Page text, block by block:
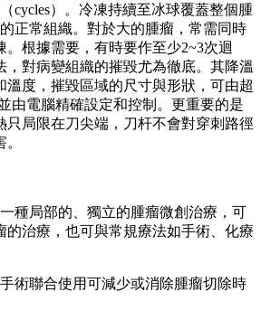
cycles）。冷凍持續至冰球覆蓋整個腫
正常組織。對於大的腫瘤，常需同時
根據需要，有時要作至少2~3次迴
，對病變組織的摧毀尤為徹底。其降溫
溫度，摧毀區域的尺寸與形狀，可由超
由電腦精確設定和控制。更重要的是
只局限在刀尖端，刀杆不會對穿刺路徑
局部的、獨立的腫瘤微創治療，可
的治療，也可與常規療法如手術、化療
聯合使用可減少或消除腫瘤切除時